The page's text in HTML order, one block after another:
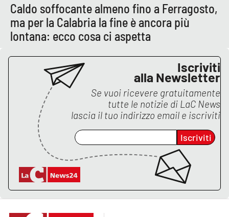
LAC
NETWORK
Lacplay.it
Lactv.it
Laconair.it
Lacitymag.it
Lacapitalenews.it
Ilreggino.it
Cosenzachannel.it
Caldo soffocante almeno fino a Ferragosto,
ma per la Calabria la fine è ancora più
lontana: ecco cosa ci aspetta
Iscriviti
alla Newsletter
Se vuoi ricevere gratuitamente
tutte le notizie di LaC News
lascia il tuo indirizzo email e iscriviti
Iscriviti